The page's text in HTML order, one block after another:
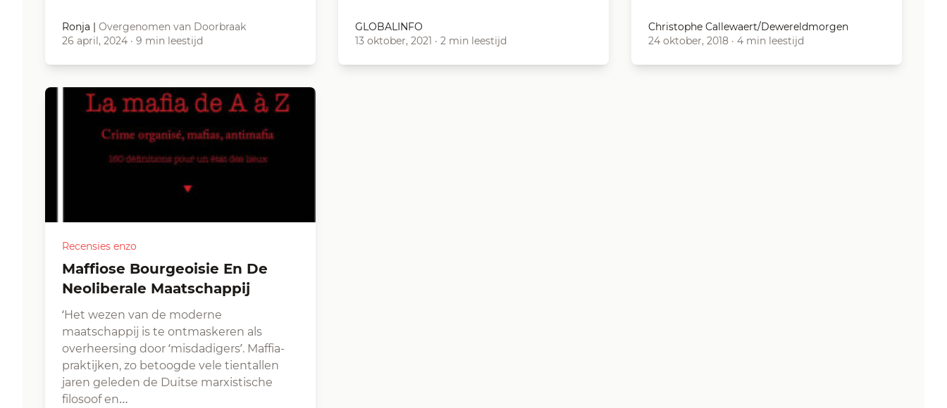
Ronja | Overgenomen van Doorbraak
26 april, 2024 · 9 min leestijd
GLOBALINFO
13 oktober, 2021 · 2 min leestijd
Christophe Callewaert/Dewereldmorgen
24 oktober, 2018 · 4 min leestijd
Recensies enzo
Maffiose Bourgeoisie En De
Neoliberale Maatschappij
‘Het wezen van de moderne
maatschappij is te ontmaskeren als
overheersing door ‘misdadigers’. Maffia-
praktijken, zo betoogde vele tientallen
jaren geleden de Duitse marxistische
filosoof en…